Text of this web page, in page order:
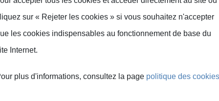
sur « Rejeter les cookies » si vous souhaitez n'accepter
les cookies indispensables au fonctionnement de base du
Internet.
plus d'informations, consultez la page politique des cookies